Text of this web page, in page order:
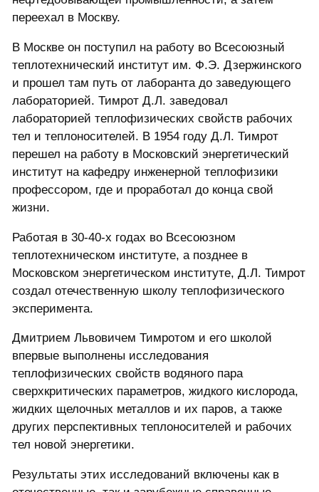
переехал в Москву.
В Москве он поступил на работу во Всесоюзный
теплотехнический институт им. Ф.Э. Дзержинского
и прошел там путь от лаборанта до заведующего
лабораторией. Тимрот Д.Л. заведовал
лабораторией теплофизических свойств рабочих
тел и теплоносителей. В 1954 году Д.Л. Тимрот
перешел на работу в Московский энергетический
институт на кафедру инженерной теплофизики
профессором, где и проработал до конца свой
жизни.
Работая в 30-40-х годах во Всесоюзном
теплотехническом институте, а позднее в
Московском энергетическом институте, Д.Л. Тимрот
создал отечественную школу теплофизического
эксперимента.
Дмитрием Львовичем Тимротом и его школой
впервые выполнены исследования
теплофизических свойств водяного пара
сверхкритических параметров, жидкого кислорода,
жидких щелочных металлов и их паров, а также
других перспективных теплоносителей и рабочих
тел новой энергетики.
Результаты этих исследований включены как в